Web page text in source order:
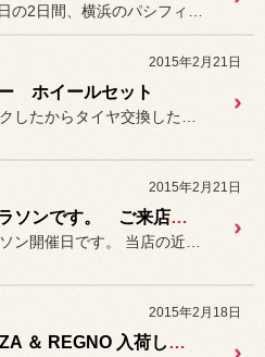
2015年2月21日
ホイールセット
2015年2月21日
あすは東京マラソンです。 ご来店のご注意。
2/22は東京マラソン開催日です。 当店の近くがマラソンコース（ゴー...
2015年2月18日
NEW POTENZA ＆ REGNO 入荷しました。